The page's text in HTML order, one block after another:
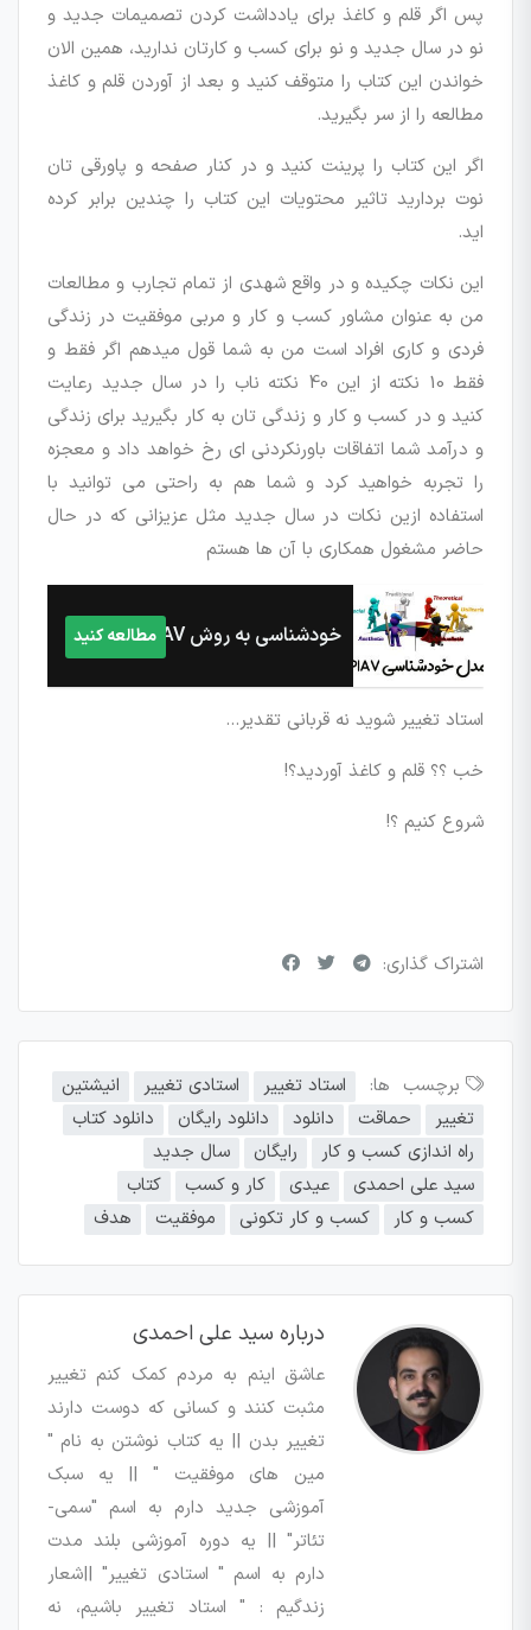
پس اگر قلم و کاغذ برای یادداشت کردن تصمیمات جدید و
نو در سال جدید و نو برای کسب و کارتان ندارید، همین الان
خواندن این کتاب را متوقف کنید و بعد از آوردن قلم و کاغذ
مطالعه را از سر بگیرید.
اگر این کتاب را پرینت کنید و در کنار صفحه و پاورقی تان
نوت بردارید تاثیر محتویات این کتاب را چندین برابر کرده
اید.
این نکات چکیده و در واقع شهدی از تمام تجارب و مطالعات
من به عنوان مشاور کسب و کار و مربی موفقیت در زندگی
فردی و کاری افراد است من به شما قول میدهم اگر فقط و
فقط 10 نکته از این 40 نکته ناب را در سال جدید رعایت
کنید و در کسب و کار و زندگی تان به کار بگیرید برای زندگی
و درآمد شما اتفاقات باورنکردنی ای رخ خواهد داد و معجزه
را تجربه خواهید کرد و شما هم به راحتی می توانید با
استفاده ازین نکات در سال جدید مثل عزیزانی که در حال
حاضر مشغول همکاری با آن ها هستم
خودشناسی به روش PIAV مطالعه کنید
استاد تغییر شوید نه قربانی تقدیر…
خب ؟؟ قلم و کاغذ آوردید؟!
شروع کنیم ؟!
اشتراک گذاری:
برچسب ها: استاد تغییر استادی تغییر
انیشتین
تغییر
حماقت دانلود دانلود رایگان
دانلود کتاب
راه اندازی کسب و کار
رایگان
سال جدید
سید علی احمدی
عیدی کار و کسب
کتاب
کسب و کار
کسب و کار تکونی موفقیت هدف
درباره سید علی احمدی
عاشق اینم به مردم کمک کنم تغییر
مثبت کنند و کسانی که دوست دارند
تغییر بدن || یه کتاب نوشتن به نام "
مین های موفقیت " || یه سبک
آموزشی جدید دارم به اسم "سمی-
تئاتر" || یه دوره آموزشی بلند مدت
دارم به اسم " استادی تغییر" ||شعار
زندگیم : " استاد تغییر باشیم، نه